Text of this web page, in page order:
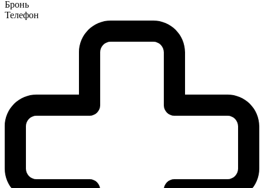
Бронь
Телефон